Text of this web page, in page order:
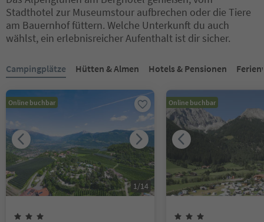
Stadthotel zur Museumstour aufbrechen oder die Tiere
am Bauernhof füttern. Welche Unterkunft du auch
wählst, ein erlebnisreicher Aufenthalt ist dir sicher.
Campingplätze Hütten & Almen Hotels & Pensionen
Online buchbar
1 /14
Online buchbar